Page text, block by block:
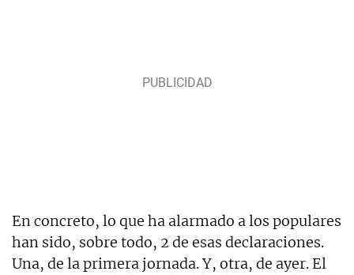
En concreto, lo que ha alarmado a los populares
han sido, sobre todo, 2 de esas declaraciones.
Una, de la primera jornada. Y, otra, de ayer. El